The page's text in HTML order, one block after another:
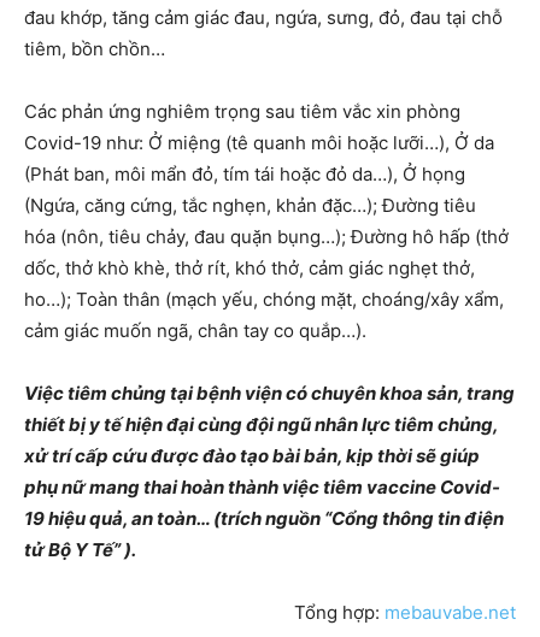
đau khớp, tăng cảm giác đau, ngứa, sưng, đỏ, đau tại chỗ
tiêm, bồn chồn…
Các phản ứng nghiêm trọng sau tiêm vắc xin phòng
Covid-19 như: Ở miệng (tê quanh môi hoặc lưỡi…), Ở da
(Phát ban, môi mẩn đỏ, tím tái hoặc đỏ da…), Ở họng
(Ngứa, căng cứng, tắc nghẹn, khản đặc…); Đường tiêu
hóa (nôn, tiêu chảy, đau quặn bụng…); Đường hô hấp (thở
dốc, thở khò khè, thở rít, khó thở, cảm giác nghẹt thở,
ho…); Toàn thân (mạch yếu, chóng mặt, choáng/xây xẩm,
cảm giác muốn ngã, chân tay co quắp…).
Việc tiêm chủng tại bệnh viện có chuyên khoa sản, trang
thiết bị y tế hiện đại cùng đội ngũ nhân lực tiêm chủng,
xử trí cấp cứu được đào tạo bài bản, kịp thời sẽ giúp
phụ nữ mang thai hoàn thành việc tiêm vaccine Covid-
19 hiệu quả, an toàn… (trích nguồn “Cổng thông tin điện
tử Bộ Y Tế” ).
Tổng hợp: mebauvabe.net